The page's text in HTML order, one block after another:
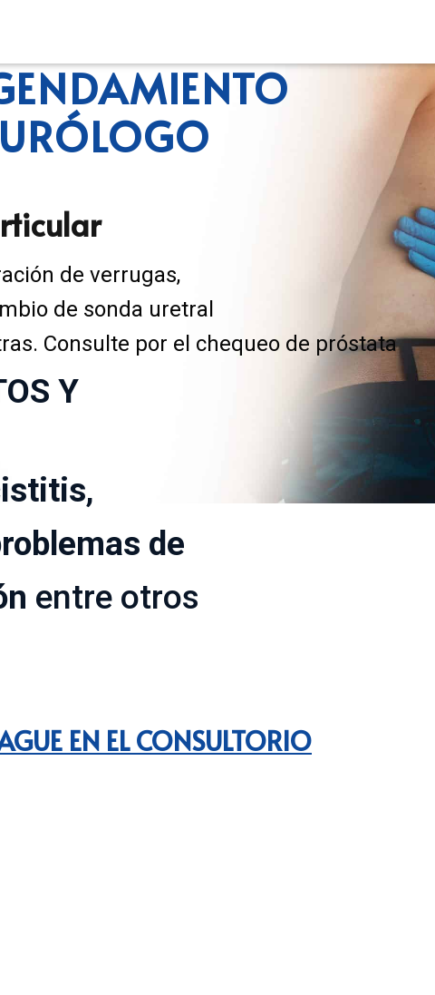
de verrugas,
de sonda uretral
Consulte por el chequeo de próstata
Y
,
de
entre otros
EN EL CONSULTORIO